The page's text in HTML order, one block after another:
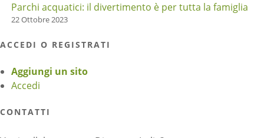
Parchi acquatici: il divertimento è per tutta la famiglia
22 Ottobre 2023
ACCEDI O REGISTRATI
Aggiungi un sito
Accedi
CONTATTI